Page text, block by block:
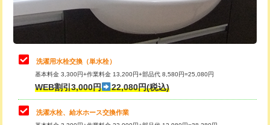
給水管工事※（ライニング鋼管・銅
管・ポリ管・HT管使用/3ｍまで)
44,000円
給水管工事※（ライニング鋼管・銅
管・ポリ管・HT管使用/3ｍ超え)
排水管工事（土の掘削・埋め戻し作
業）
止水・漏水調査・防水処理・清掃・修
理・調整・分解・加工など（軽作業）
11,000円
止水・漏水調査・防水処理・清掃・修
理・調整・分解・加工など（中作業）
22,000円
止水・漏水調査・防水処理・清掃・修
理・調整・分解・加工など（重作業）
33,000円
キッチンタンク脱着
洗濯用水栓交換（単水栓）
基本料金 3,300円+作業料金 13,200円+部品代 8,580円=25,080円
WEB割引3,000円 22,080円(税込)
洗濯水栓、給水ホース交換作業